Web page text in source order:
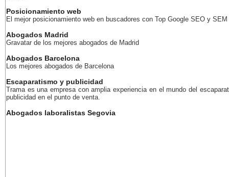
Posicionamiento web
El mejor posicionamiento web en buscadores con Top Google SEO y SEM
Abogados Madrid
Gravatar de los mejores abogados de Madrid
Abogados Barcelona
Los mejores abogados de Barcelona
Escaparatismo y publicidad
Trama es una empresa con amplia experiencia en el mundo del
publicidad en el punto de venta.
Abogados laboralistas Segovia